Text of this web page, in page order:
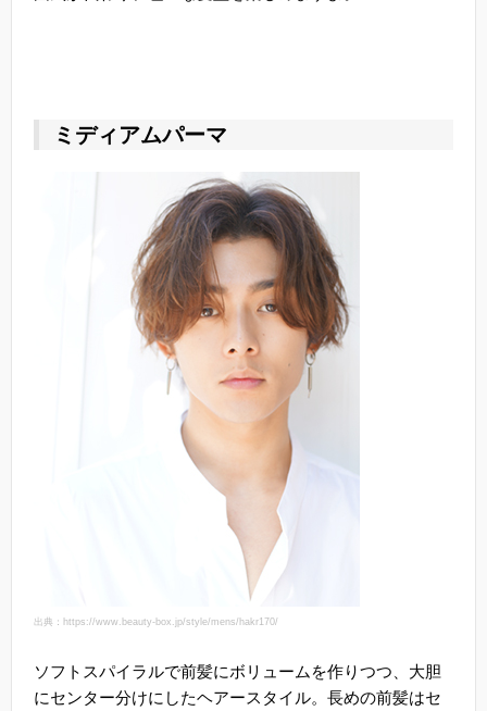
ミディアムパーマ
出典：https://www.beauty-box.jp/style/mens/hakr170/
ソフトスパイラルで前髪にボリュームを作りつつ、大胆
にセンター分けにしたヘアースタイル。長めの前髪はセ